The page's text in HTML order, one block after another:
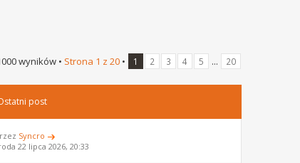
wyników • Strona 1 z 20 • 1 2 3 4 5 ... 20
post
Syncro
22 lipca 2026, 20:33